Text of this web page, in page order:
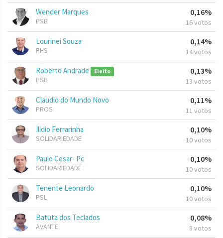
Wender Marques
PSB
0,16%
16 votos
Lourinei Souza
PHS
0,14%
14 votos
Roberto Andrade Eleito
PSB
0,13%
13 votos
Claudio do Mundo Novo
PROS
0,11%
11 votos
Ilidio Ferrarinha
SOLIDARIEDADE
0,10%
10 votos
Paulo Cesar- Pc
SOLIDARIEDADE
0,10%
10 votos
Tenente Leonardo
PSL
0,10%
10 votos
Batuta dos Teclados
AVANTE
0,08%
8 votos